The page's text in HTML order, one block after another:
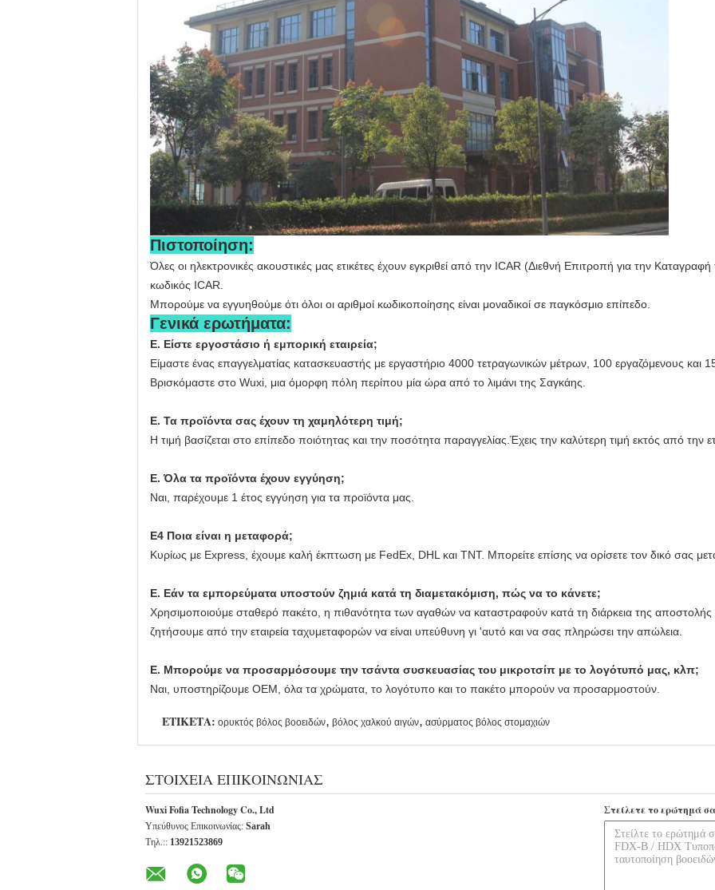
Πιστοποίηση:
Όλες οι ηλεκτρονικές ακουστικές μας ετικέτες έχουν εγκριθεί από την ICAR (Διεθνή Επιτροπή για την
κωδικός ICAR.
Μπορούμε να εγγυηθούμε ότι όλοι οι αριθμοί κωδικοποίησης είναι μοναδικοί σε παγκόσμιο επίπεδο.
Γενικά ερωτήματα:
Ε. Είστε εργοστάσιο ή εμπορική εταιρεία;
Είμαστε ένας επαγγελματίας κατασκευαστής με εργαστήριο 4000 τετραγωνικών μέτρων, 100 εργαζόμενους και
Βρισκόμαστε στο Wuxi, μια όμορφη πόλη περίπου μία ώρα από το λιμάνι της Σαγκάης.
Ε. Τα προϊόντα σας έχουν τη χαμηλότερη τιμή;
Η τιμή βασίζεται στο επίπεδο ποιότητας και την ποσότητα παραγγελίας.Έχεις την καλύτερη τιμή εκτός από την
Ε. Όλα τα προϊόντα έχουν εγγύηση;
Ναι, παρέχουμε 1 έτος εγγύηση για τα προϊόντα μας.
Ε4 Ποια είναι η μεταφορά;
Κυρίως με Express, έχουμε καλή έκπτωση με FedEx, DHL και TNT. Μπορείτε επίσης να ορίσετε τον δικό σας
Ε. Εάν τα εμπορεύματα υποστούν ζημιά κατά τη διαμετακόμιση, πώς να το κάνετε;
Χρησιμοποιούμε σταθερό πακέτο, η πιθανότητα των αγαθών να καταστραφούν κατά τη διάρκεια της αποστολής
ζητήσουμε από την εταιρεία ταχυμεταφορών να είναι υπεύθυνη γι 'αυτό και να σας πληρώσει την απώλεια.
Ε. Μπορούμε να προσαρμόσουμε την τσάντα συσκευασίας του μικροτσίπ με το λογότυπό μας, κλπ;
Ναι, υποστηρίζουμε OEM, όλα τα χρώματα, το λογότυπο και το πακέτο μπορούν να προσαρμοστούν.
ΕΤΙΚΈΤΑ: ορυκτός βόλος βοοειδών, βόλος χαλκού αιγών, ασύρματος βόλος στομαχιών
ΣΤΟΙΧΕΊΑ ΕΠΙΚΟΙΝΩΝΊΑΣ
Wuxi Fofia Technology Co., Ltd
Υπεύθυνος Επικοινωνίας: Sarah
Τηλ.:: 13921523869
Στείλετε το ερώτημά